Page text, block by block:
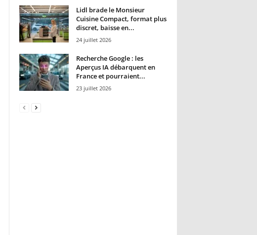
Lidl brade le Monsieur
Cuisine Compact, format plus
discret, baisse en...
24 juillet 2026
Recherche Google : les
Aperçus IA débarquent en
France et pourraient...
23 juillet 2026